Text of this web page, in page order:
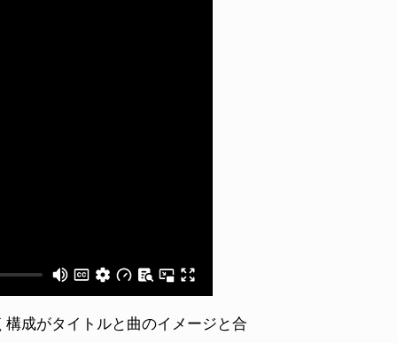
成がタイトルと曲のイメージと合